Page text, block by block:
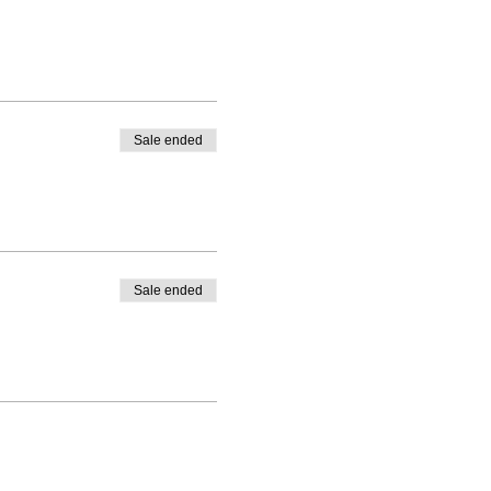
di Blessananda.
e delle zone erogene.
Sale ended
Sale ended